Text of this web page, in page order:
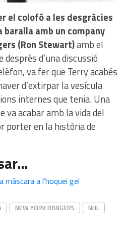
el colofó a les desgràcies
amb un company
(Ron Stewart)amb el
d’una discussió
va fer que Terry acabés
d’extirpar la vesícula
internes que tenia. Una
va acabar amb la vida del
porter en la història de
màscara a l’hoquei gel
NEW YORK RANGERS
NHL